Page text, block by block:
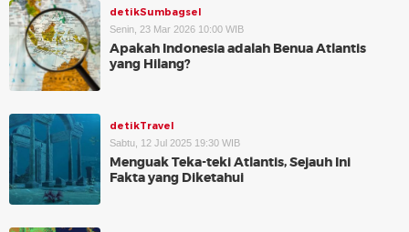
detikSumbagsel
Senin, 23 Mar 2026 10:00 WIB
Apakah Indonesia adalah Benua Atlantis
yang Hilang?
detikTravel
Sabtu, 12 Jul 2025 19:30 WIB
Menguak Teka-teki Atlantis, Sejauh Ini
Fakta yang Diketahui